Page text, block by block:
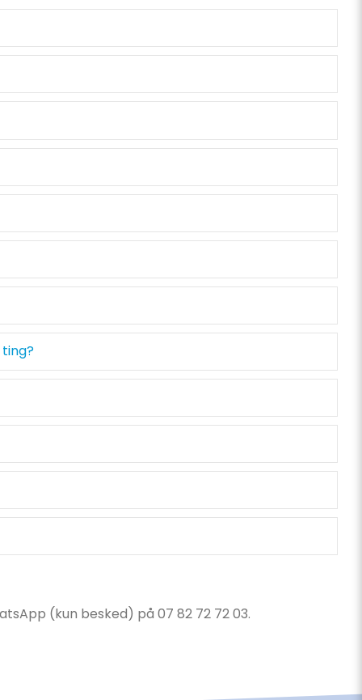
(kun besked) på 07 82 72 72 03.